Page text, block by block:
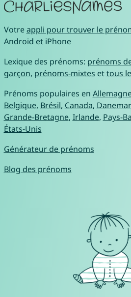
Votreappli pour trouver le
Android et iPhone
Lexique des prénoms: prénoms
garçon, prénoms-mixtes ettous
Prénoms populaires en
Belgique, Brésil, Canada,
Grande-Bretagne, Irlande, Pays-
États-Unis
Générateur de prénoms
Blog des prénoms